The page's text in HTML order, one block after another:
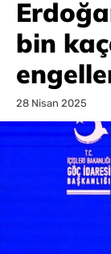
bin
28 Nisan 2025